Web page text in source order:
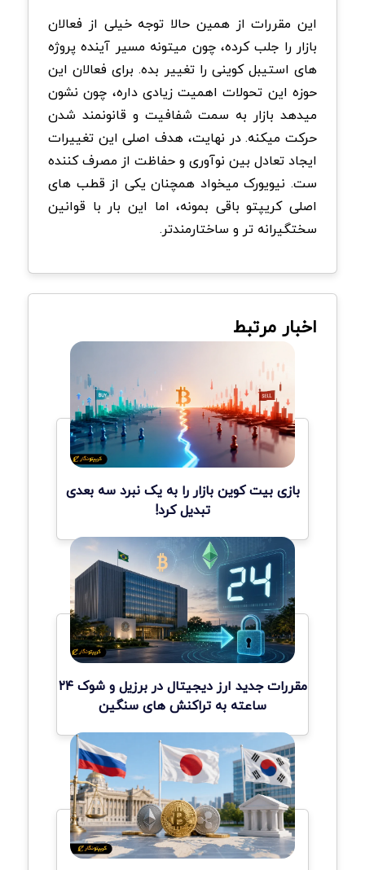
این مقررات از همین حالا توجه خیلی از فعالان
بازار را جلب کرده، چون میتونه مسیر آینده پروژه
های استیبل کوینی را تغییر بده. برای فعالان این
حوزه این تحولات اهمیت زیادی داره، چون نشون
میدهد بازار به سمت شفافیت و قانونمند شدن
حرکت میکنه. در نهایت، هدف اصلی این تغییرات
ایجاد تعادل بین نوآوری و حفاظت از مصرف کننده
ست. نیویورک میخواد همچنان یکی از قطب های
اصلی کریپتو باقی بمونه، اما این بار با قوانین
سختگیرانه تر و ساختارمندتر.
اخبار مرتبط
بازی بیت کوین بازار را به یک نبرد سه بعدی
تبدیل کرد!
مقررات جدید ارز دیجیتال در برزیل و شوک ۲۴
ساعته به تراکنش های سنگین